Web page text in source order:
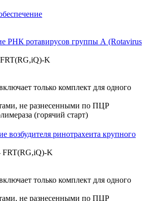
РНК ротавирусов группы А (Rotavirus
K
ринотрахеита крупного
FRT(RG,iQ)-K